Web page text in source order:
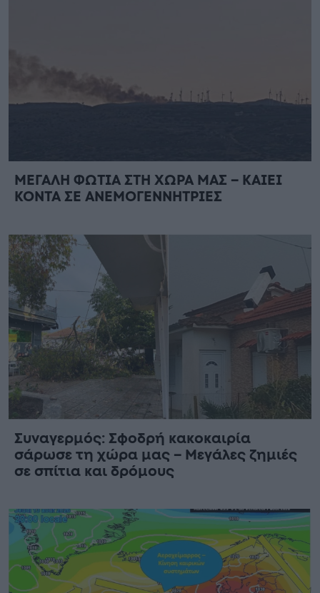
ΜΕΓΑΛΗ ΦΩΤΙΑ ΣΤΗ ΧΩΡΑ ΜΑΣ – ΚΑΙΕΙ
ΚΟΝΤΑ ΣΕ ΑΝΕΜΟΓΕΝΝΗΤΡΙΕΣ
Συναγερμός: Σφοδρή κακοκαιρία
σάρωσε τη χώρα μας – Μεγάλες ζημιές
σε σπίτια και δρόμους